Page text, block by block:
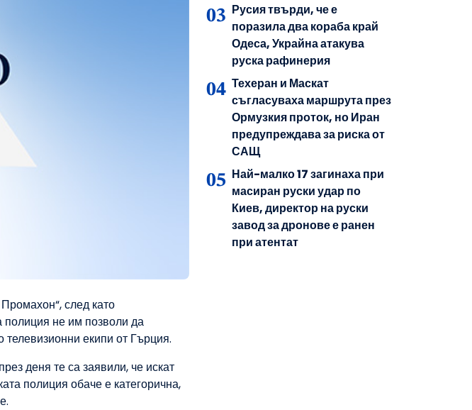
след като
полиция не им позволи да
телевизионни екипи от Гърция.
деня те са заявили, че искат
полиция обаче е категорична,
Русия твърди, че е
поразила два кораба край
Одеса, Украйна атакува
руска рафинерия
Техеран и Маскат
съгласуваха маршрута през
Ормузкия проток, но Иран
предупреждава за риска от
САЩ
Най-малко 17 загинаха при
масиран руски удар по
Киев, директор на руски
завод за дронове е ранен
при атентат